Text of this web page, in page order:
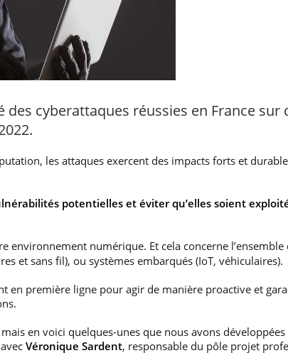
des cyberattaques réussies en France sur
les attaques exercent des impacts forts et
potentielles et éviter qu’elles soient
environnement numérique. Et cela concerne l’ensemble
et sans fil), ou systèmes embarqués (IoT, véhiculaires).
en première ligne pour agir de manière proactive et
en voici quelques-unes que nous avons
Véronique Sardent, responsable du pôle projet